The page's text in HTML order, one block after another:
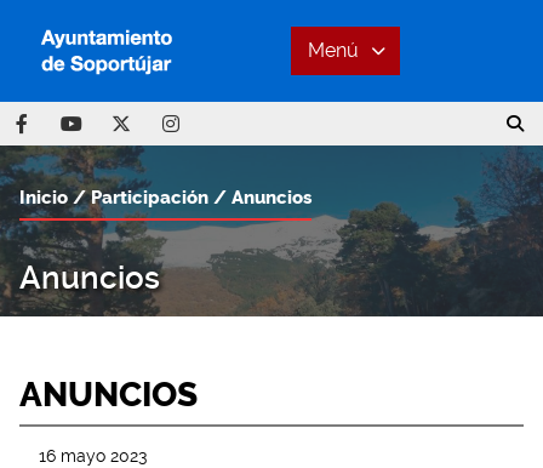
Menú
Anuncios
Inicio Participación Anuncios
ANUNCIOS
16 mayo 2023